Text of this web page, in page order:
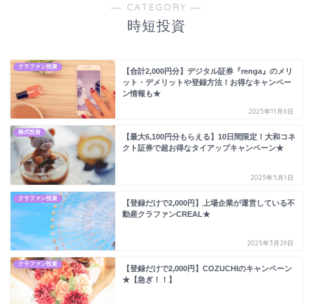
― CATEGORY ―
時短投資
クラファン投資
【合計2,000円分】デジタル証券『renga』のメリ
ット・デメリットや登録方法！お得なキャンペー
ン情報も★
2025年11月6日
株式投資
【最大6,100円分もらえる】10日間限定！大和コネ
クト証券で超お得なタイアップキャンペーン★
2025年5月1日
クラファン投資
【登録だけで2,000円】上場企業が運営している不
動産クラファンCREAL★
2025年3月29日
クラファン投資
【登録だけで2,000円】COZUCHIのキャンペーン
★【急ぎ！！】